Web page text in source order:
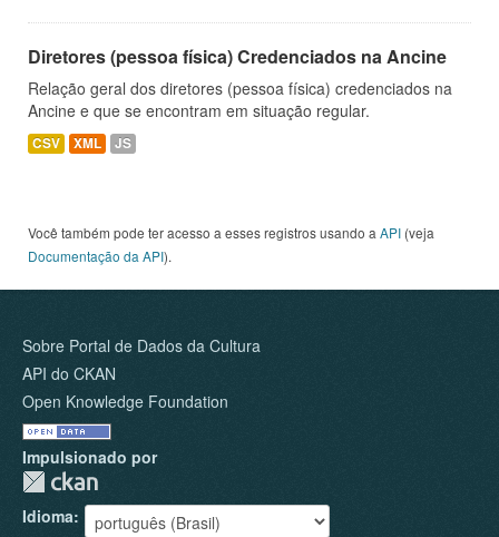
Diretores (pessoa física) Credenciados na Ancine
Relação geral dos diretores (pessoa física) credenciados na
Ancine e que se encontram em situação regular.
CSV XML JS
Você também pode ter acesso a esses registros usando a API (veja
Documentação da API).
Sobre Portal de Dados da Cultura
API do CKAN
Open Knowledge Foundation
Impulsionado por
Idioma